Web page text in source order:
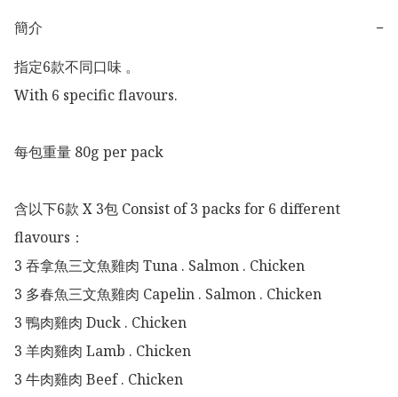
簡介
−
指定6款不同口味 。
With 6 specific flavours.
每包重量 80g per pack
含以下6款 X 3包 Consist of 3 packs for 6 different
flavours：
3 吞拿魚三文魚雞肉 Tuna . Salmon . Chicken
3 多春魚三文魚雞肉 Capelin . Salmon . Chicken
3 鴨肉雞肉 Duck . Chicken
3 羊肉雞肉 Lamb . Chicken
3 牛肉雞肉 Beef . Chicken